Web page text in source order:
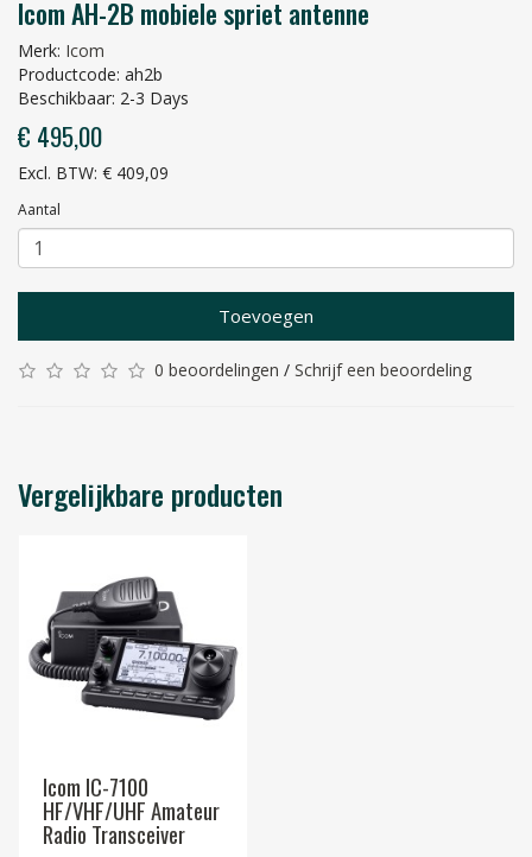
Icom AH-2B mobiele spriet antenne
Merk: Icom
Productcode: ah2b
Beschikbaar: 2-3 Days
€ 495,00
Excl. BTW: € 409,09
Aantal
Toevoegen
0 beoordelingen / Schrijf een beoordeling
Vergelijkbare producten
Icom IC-7100
HF/VHF/UHF Amateur
Radio Transceiver